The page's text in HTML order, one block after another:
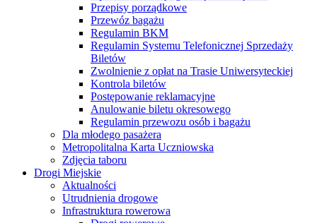
Przepisy porządkowe
Przewóz bagażu
Regulamin BKM
Regulamin Systemu Telefonicznej Sprzedaży
Biletów
Zwolnienie z opłat na Trasie Uniwersyteckiej
Kontrola biletów
Postępowanie reklamacyjne
Anulowanie biletu okresowego
Regulamin przewozu osób i bagażu
Dla młodego pasażera
Metropolitalna Karta Uczniowska
Zdjęcia taboru
Drogi Miejskie
Aktualności
Utrudnienia drogowe
Infrastruktura rowerowa